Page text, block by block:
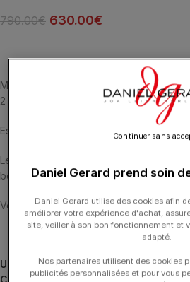
790.00€ 630.00€
Mono boucle d’oreille Menottes Dinh
2 diamants.
Esprit rebelle, symbole d’union ou
Le motif identitaire de la Maison Dinh
boucle d’oreille à porter seule ou en
Vendue à l’unité.
UGS :
867412U
Catégories : 24H-DINHVAN , Bijoux,
Daniel Gerard prend soin
Daniel Gerard utilise des cookies afin
améliorer votre expérience d'achat,
site, veiller à son bon fonctionnement et
adapté.
Nos partenaires utilisent des cookies
publicités personnalisées et pour vous
Continuer sans